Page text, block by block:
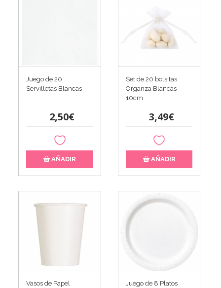
Juego de 20
Servilletas Blancas
2,50€
AÑADIR
Set de 20 bolsitas
Organza Blancas
10cm
3,49€
AÑADIR
Vasos de Papel
Juego de 8 Platos